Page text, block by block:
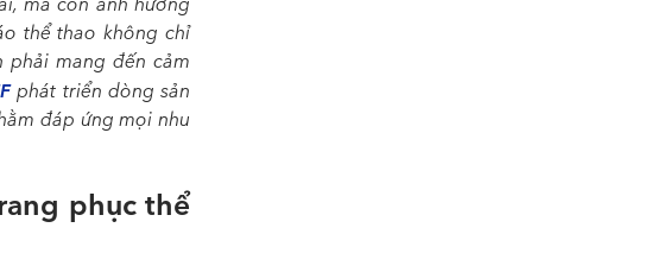
thể thao không chỉ
mang đến cảm
phát triển dòng sản
đáp ứng mọi nhu
phục thể